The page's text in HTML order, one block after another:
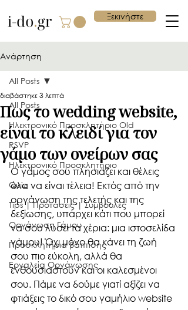
Ξεκινήστε
Ανάρτηση
All Posts
Ηλεκτρονικό Προσκλητήριο Old
RSVP
Ηλεκτρονικό Προσκλητήριο
Quiz
Tips | Προτάσεις | Συμβουλές
Οργάνωση Γάμου
Προσκλητήρια βάπτισης
Εργαλεία Οργάνωσης
All Posts
Πως το wedding website,
είναι το κλειδί για τον
γάμο των ονείρων σας
διαβάστηκε 3 λεπτά
Ο γάμος σου πλησιάζει και θέλεις
όλα να είναι τέλεια! Εκτός από την
οργάνωση της τελετής και της
δεξίωσης, υπάρχει κάτι που μπορεί
να σου λύσει τα χέρια: μια ιστοσελίδα
γάμου! Όχι μόνο θα κάνει τη ζωή
σου πιο εύκολη, αλλά θα
ενθουσιαστούν και οι καλεσμένοι
σου. Πάμε να δούμε γιατί αξίζει να
φτιάξεις το δικό σου γαμήλιο website